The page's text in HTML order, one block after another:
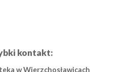
kontakt:
w Wierzchosławicach